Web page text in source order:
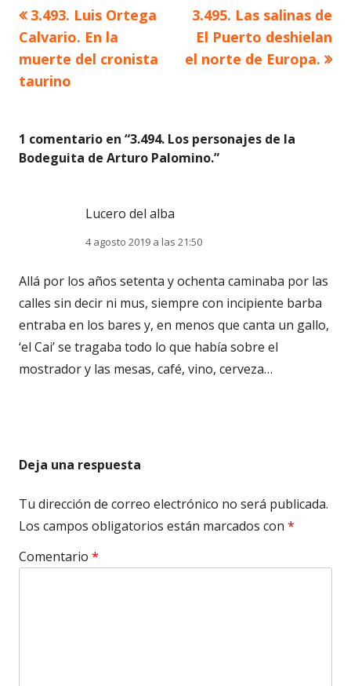
Navegación
de
entradas
Artículo
anterior
3.493. Luis Ortega
Calvario. En la
muerte del cronista
taurino
Artículo
siguiente
3.495. Las salinas de
El Puerto deshielan
el norte de Europa.
1 comentario en “3.494. Los personajes de la
Bodeguita de Arturo Palomino.”
Lucero del alba
4 agosto 2019 a las 21:50
Allá por los años setenta y ochenta caminaba por las
calles sin decir ni mus, siempre con incipiente barba
entraba en los bares y, en menos que canta un gallo,
‘el Cai’ se tragaba todo lo que había sobre el
mostrador y las mesas, café, vino, cerveza…
Deja una respuesta
Tu dirección de correo electrónico no será publicada.
Los campos obligatorios están marcados con *
Comentario *